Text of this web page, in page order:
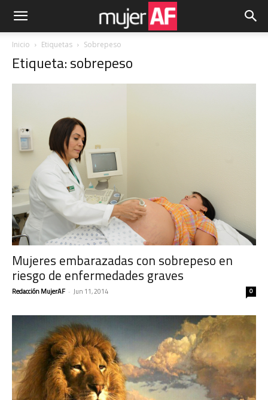
Inicio Etiquetas Sobrepeso
Etiqueta: sobrepeso
Mujeres embarazadas con sobrepeso en
riesgo de enfermedades graves
Redacción MujerAF - Jun 11, 2014 0